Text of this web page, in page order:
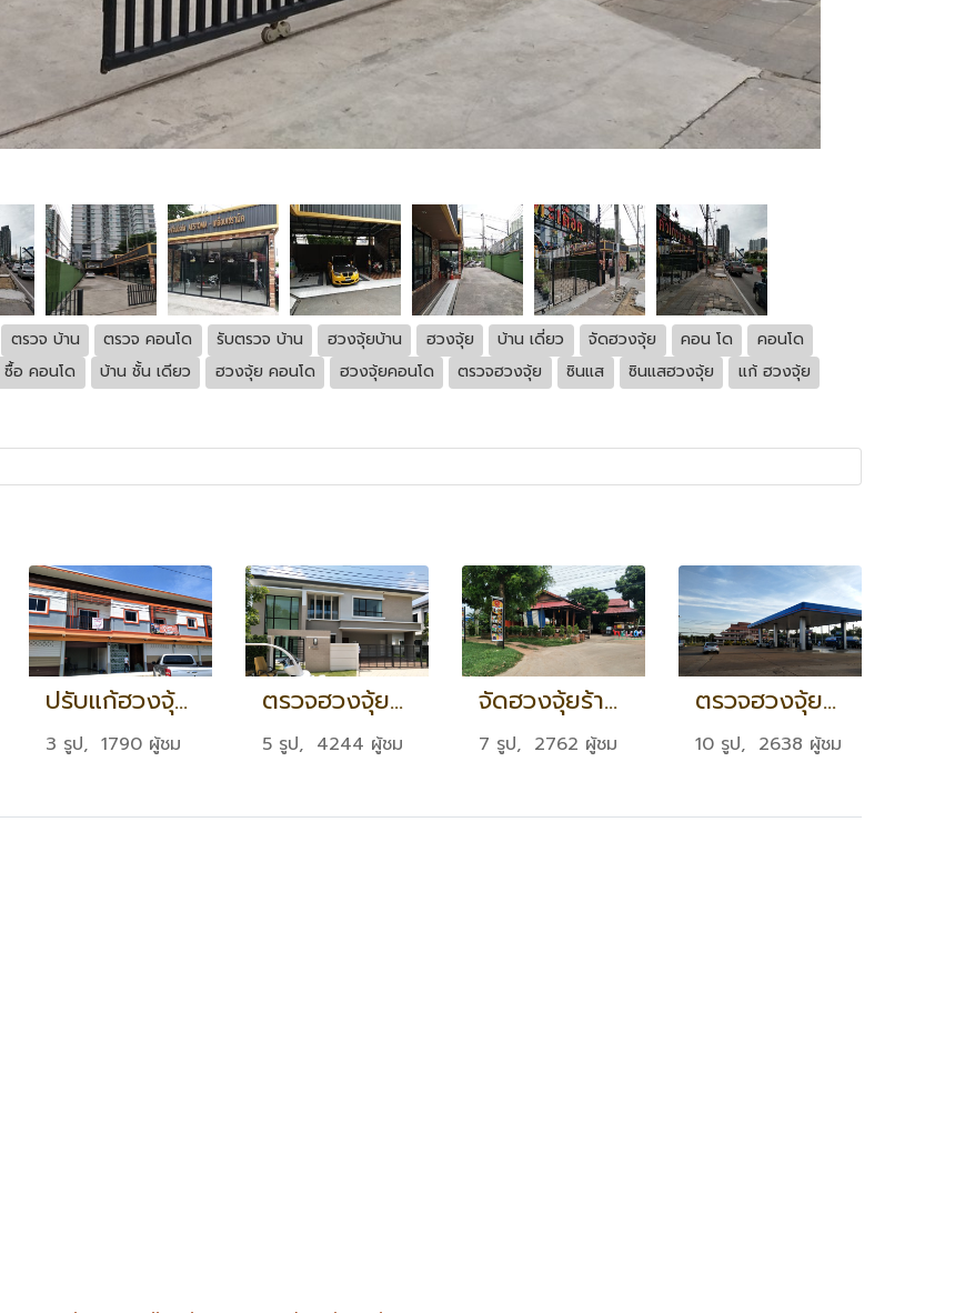
ตรวจ บ้าน ตรวจ คอนโด รับตรวจ บ้าน ฮวงจุ้ยบ้าน ฮวงจุ้ย บ้าน เดี่ยว จัดฮวงจุ้ย คอน โด
คอนโด
ซื้อ คอนโด บ้าน ชั้น เดียว ฮวงจุ้ย คอนโด ฮวงจุ้ยคอนโด ตรวจฮวงจุ้ย ซินแส ซินแสฮวงจุ้ย
แก้ ฮวงจุ้ย
ปรับแก้ฮวงจุ้ยโกดังขนส่ง จ.มหาสารคาม
3 รูป, 1790 ผู้ชม
ตรวจฮวงจุ้ยซื้อบ้านใหม่ โครงการ The City Ap ปิ่นเกล้า-บรม
5 รูป, 4244 ผู้ชม
จัดฮวงจุ้ยร้านอาหารที่ สปป.ลาว
7 รูป, 2762 ผู้ชม
ตรวจฮวงจุ้ยปั้ม ปตท. จ.ร้อยเอ็ด
10 รูป, 2638 ผู้ชม